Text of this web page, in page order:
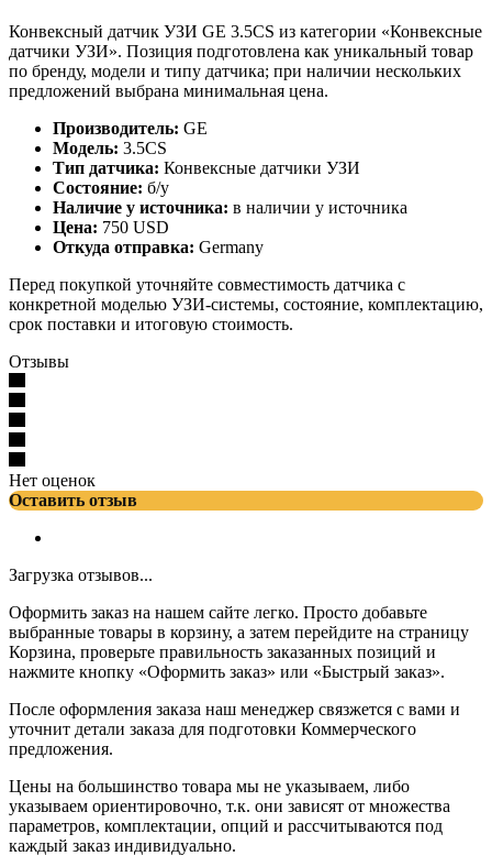
Конвексный датчик УЗИ GE 3.5CS из категории «Конвексные
датчики УЗИ». Позиция подготовлена как уникальный товар
по бренду, модели и типу датчика; при наличии нескольких
предложений выбрана минимальная цена.
Производитель: GE
Модель: 3.5CS
Тип датчика: Конвексные датчики УЗИ
Состояние: б/у
Наличие у источника: в наличии у источника
Цена: 750 USD
Откуда отправка: Germany
Перед покупкой уточняйте совместимость датчика с
конкретной моделью УЗИ-системы, состояние, комплектацию,
срок поставки и итоговую стоимость.
Отзывы
Нет оценок
Оставить отзыв
Загрузка отзывов...
Оформить заказ на нашем сайте легко. Просто добавьте
выбранные товары в корзину, а затем перейдите на страницу
Корзина, проверьте правильность заказанных позиций и
нажмите кнопку «Оформить заказ» или «Быстрый заказ».
После оформления заказа наш менеджер связжется с вами и
уточнит детали заказа для подготовки Коммерческого
предложения.
Цены на большинство товара мы не указываем, либо
указываем ориентировочно, т.к. они зависят от множества
параметров, комплектации, опций и рассчитываются под
каждый заказ индивидуально.